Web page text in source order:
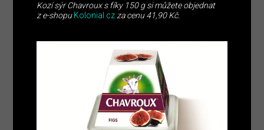
Kozí sýr Chavroux s fíky 150 g si můžete objednat
z e-shopuKolonial.czza cenu 41,90 Kč.